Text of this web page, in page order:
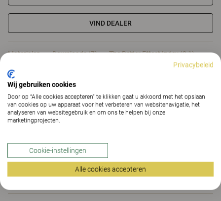
VIND DEALER
Materialen Downloads (7) The Better Effect Index (2,1)
Certificaten
Materialen
Downloads (7)
Privacybeleid
Wij gebruiken cookies
Door op “Alle cookies accepteren” te klikken gaat u akkoord met het opslaan
van cookies op uw apparaat voor het verbeteren van websitenavigatie, het
analyseren van websitegebruik en om ons te helpen bij onze
marketingprojecten.
Cookie-instellingen
Alle cookies accepteren